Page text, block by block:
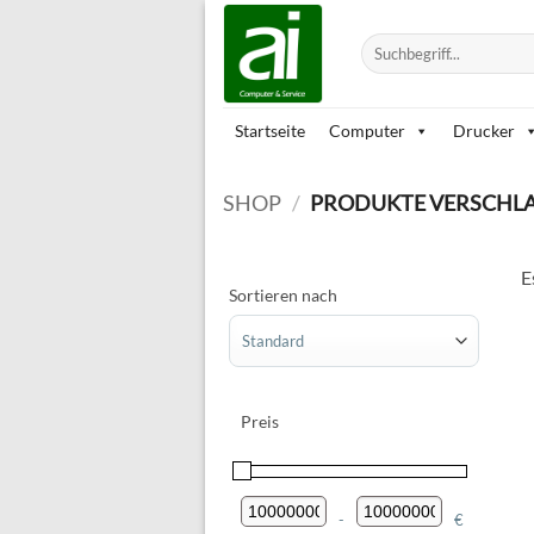
Zum
Inhalt
springen
Suchen
nach:
Startseite Computer Drucker
SHOP / PRODUKTE
Sortieren nach
Preis
- €